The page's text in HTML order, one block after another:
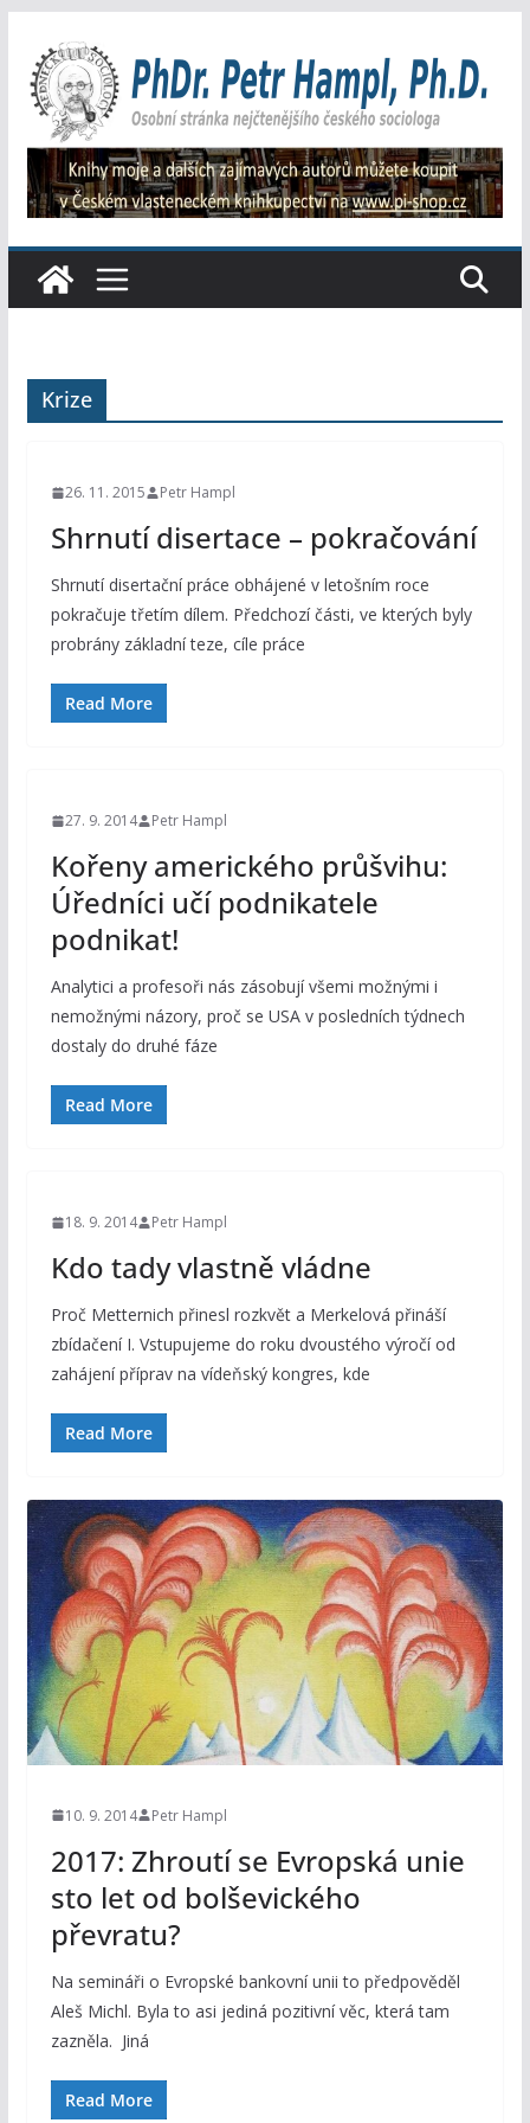
obsah
Krize
26. 11. 2015 Petr Hampl
Shrnutí disertace – pokračování
Shrnutí disertační práce obhájené v letošním roce
pokračuje třetím dílem. Předchozí části, ve kterých byly
probrány základní teze, cíle práce
Read More
27. 9. 2014 Petr Hampl
Kořeny amerického průšvihu:
Úředníci učí podnikatele
podnikat!
Analytici a profesoři nás zásobují všemi možnými i
nemožnými názory, proč se USA v posledních týdnech
dostaly do druhé fáze
Read More
18. 9. 2014 Petr Hampl
Kdo tady vlastně vládne
Proč Metternich přinesl rozkvět a Merkelová přináší
zbídačení I. Vstupujeme do roku dvoustého výročí od
zahájení příprav na vídeňský kongres, kde
Read More
10. 9. 2014 Petr Hampl
2017: Zhroutí se Evropská unie
sto let od bolševického
převratu?
Na semináři o Evropské bankovní unii to předpověděl
Aleš Michl. Byla to asi jediná pozitivní věc, která tam
zazněla. Jiná
Read More